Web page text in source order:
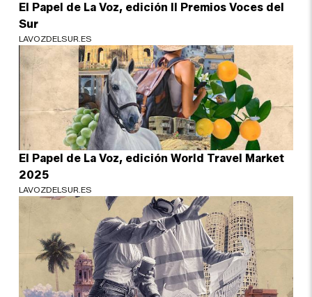
El Papel de La Voz, edición II Premios Voces del
Sur
LAVOZDELSUR.ES
El Papel de La Voz, edición World Travel Market
2025
LAVOZDELSUR.ES